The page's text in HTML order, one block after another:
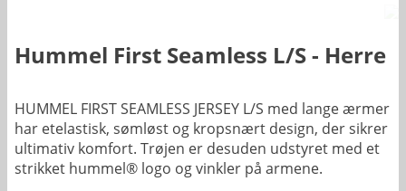
Hummel First Seamless L/S - Herre
HUMMEL FIRST SEAMLESS JERSEY L/S med lange ærmer
har etelastisk, sømløst og kropsnært design, der sikrer
ultimativ komfort. Trøjen er desuden udstyret med et
strikket hummel® logo og vinkler på armene.